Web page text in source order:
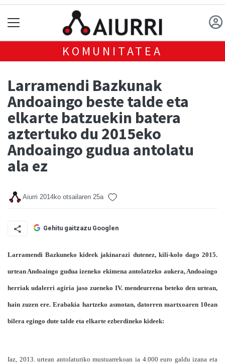
KOMUNITATEA
Larramendi Bazkunak
Andoaingo beste talde eta
elkarte batzuekin batera
aztertuko du 2015eko
Andoaingo gudua antolatu
ala ez
Aiurri 2014ko otsailaren 25a
Gehitu gaitzazu Googlen
Larramendi Bazkuneko kideek jakinarazi dutenez, kili-kolo dago 2015.
urtean Andoaingo gudua izeneko ekimena antolatzeko aukera, Andoaingo
herriak udalerri agiria jaso zueneko IV. mendeurrena beteko den urtean,
hain zuzen ere. Erabakia hartzeko asmotan, datorren martxoaren 10ean
bilera egingo dute talde eta elkarte ezberdineko kideek:
Iaz, 2013. urtean antolaturiko mustuarrekoan ia 4.000 euro galdu izana eta